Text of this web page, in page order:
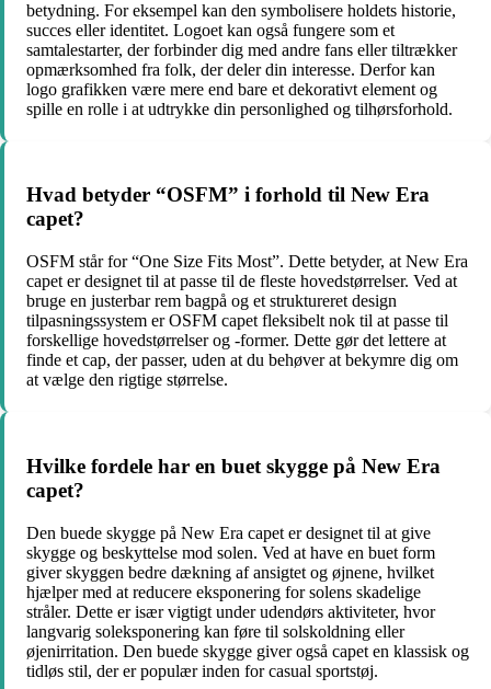
betydning. For eksempel kan den symbolisere holdets historie,
succes eller identitet. Logoet kan også fungere som et
samtalestarter, der forbinder dig med andre fans eller tiltrækker
opmærksomhed fra folk, der deler din interesse. Derfor kan
logo grafikken være mere end bare et dekorativt element og
spille en rolle i at udtrykke din personlighed og tilhørsforhold.
Hvad betyder “OSFM” i forhold til New Era
capet?
OSFM står for “One Size Fits Most”. Dette betyder, at New Era
capet er designet til at passe til de fleste hovedstørrelser. Ved at
bruge en justerbar rem bagpå og et struktureret design
tilpasningssystem er OSFM capet fleksibelt nok til at passe til
forskellige hovedstørrelser og -former. Dette gør det lettere at
finde et cap, der passer, uden at du behøver at bekymre dig om
at vælge den rigtige størrelse.
Hvilke fordele har en buet skygge på New Era
capet?
Den buede skygge på New Era capet er designet til at give
skygge og beskyttelse mod solen. Ved at have en buet form
giver skyggen bedre dækning af ansigtet og øjnene, hvilket
hjælper med at reducere eksponering for solens skadelige
stråler. Dette er især vigtigt under udendørs aktiviteter, hvor
langvarig soleksponering kan føre til solskoldning eller
øjenirritation. Den buede skygge giver også capet en klassisk og
tidløs stil, der er populær inden for casual sportstøj.